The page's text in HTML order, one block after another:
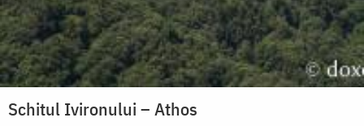
Schitul Ivironului – Athos